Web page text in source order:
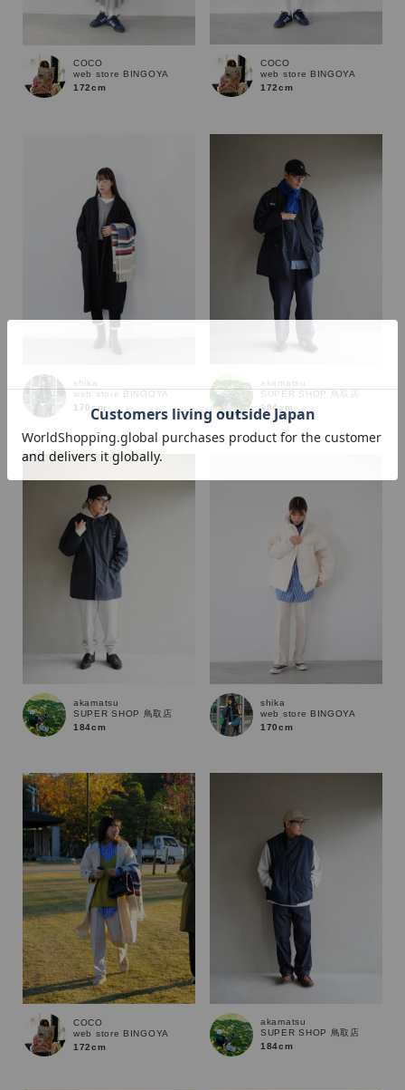
商品タイプ
通常商品 予約商品
セール価格
在庫
在庫あり 在庫なし含む
COCO
web store BINGOYA
172cm
COCO
web store BINGOYA
172cm
shika
web store BINGOYA
170cm
akamatsu
SUPER SHOP 鳥取店
184cm
akamatsu
SUPER SHOP 鳥取店
184cm
shika
web store BINGOYA
170cm
COCO
web store BINGOYA
172cm
akamatsu
SUPER SHOP 鳥取店
184cm